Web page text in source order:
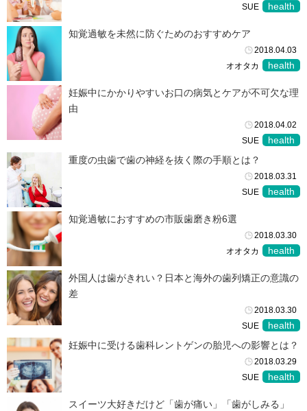
SUE
health
知覚過敏を未然に防ぐためのおすすめケア
2018.04.03
オオタカ
health
妊娠中にかかりやすいお口の病気とケアが不可欠な理
由
2018.04.02
SUE
health
重度の虫歯で歯の神経を抜く際の手順とは？
2018.03.31
SUE
health
知覚過敏におすすめの市販歯磨き粉6選
2018.03.30
オオタカ
health
外国人は歯がきれい？日本と海外の歯列矯正の意識の
差
2018.03.30
SUE
health
妊娠中に受ける歯科レントゲンの胎児への影響とは？
2018.03.29
SUE
health
スイーツ大好きだけど「歯が痛い」「歯がしみる」